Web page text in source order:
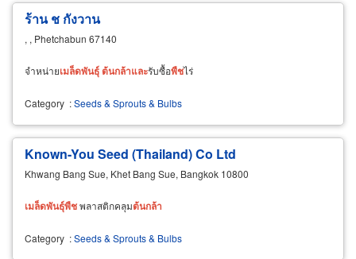
ร้าน ช กังวาน
, , Phetchabun 67140
จำหน่ายเมล็ดพันธุ์ ต้นกล้าและรับซื้อพืชไร่
Category :Seeds & Sprouts & Bulbs
Known-You Seed (Thailand) Co Ltd
Khwang Bang Sue, Khet Bang Sue, Bangkok 10800
เมล็ดพันธุ์พืชพลาสติกคลุมต้นกล้า
Category :Seeds & Sprouts & Bulbs